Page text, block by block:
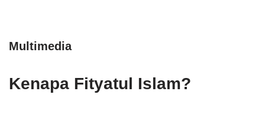
Multimedia
Kenapa Fityatul Islam?